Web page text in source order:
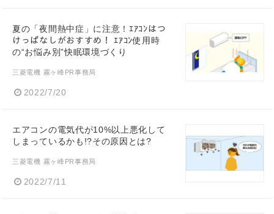
夏の「夜間熱中症」に注意！ｴｱｺﾝはつ
けっぱなしがおすすめ！ ｴｱｺﾝ使用時
の“お悩み別”快眠環境づくり
三菱電機 霧ヶ峰PR事務局
2022/7/20
エアコンの電気代が10%以上悪化して
しまっているかも!?その原因とは?
三菱電機 霧ヶ峰PR事務局
2022/7/11